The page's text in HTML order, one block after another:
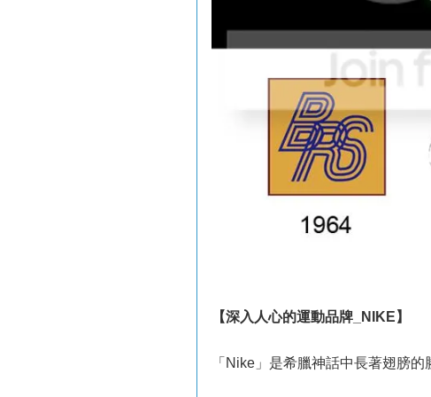
【深入人心的運動品牌_NIKE】
「Nike」是希臘神話中長著翅膀